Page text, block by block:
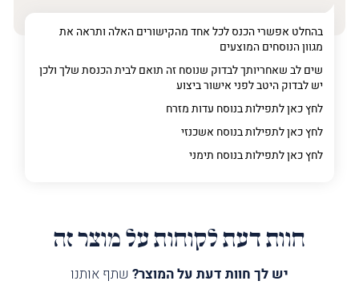
בהחלט אפשרי הכנס לכל אחד מהקישורים האלה ותראה את
מגוון הנוסחים המוצעים
שים לב שאחריותך לבדוק שנוסח זה תואם לבית הכנסת שלך ולכן
יש לבדוק היטב לפני אישור ביצוע
לחץ כאן לתפילות בנוסח עדות מזרח
לחץ כאן לתפילות בנוסח אשכנזי
לחץ כאן לתפילות בנוסח תימני
חוות דעת לקוחות על מוצר זה
יש לך חוות דעת על המוצר? שתף אותנו